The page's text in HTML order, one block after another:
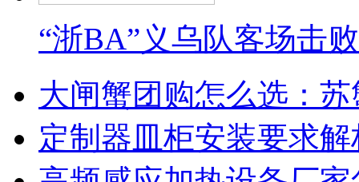
“浙BA”义乌队客场击
大闸蟹团购怎么选：
定制器皿柜安装要求